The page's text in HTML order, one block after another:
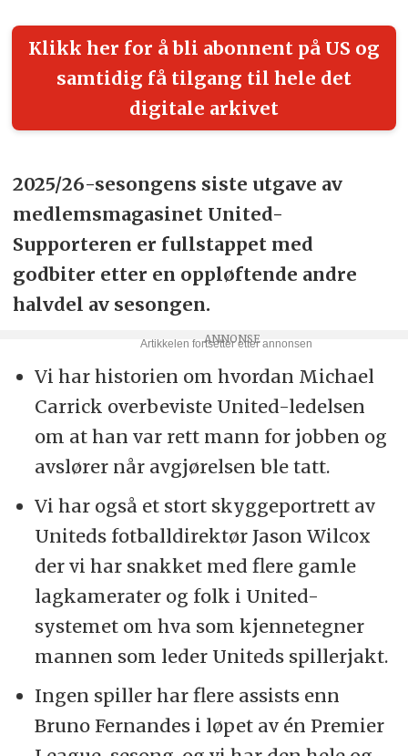
Klikk her for å bli abonnent på US og
samtidig få tilgang til hele det
digitale arkivet
2025/26-sesongens siste utgave av
medlemsmagasinet United-
Supporteren er fullstappet med
godbiter etter en oppløftende andre
halvdel av sesongen.
Vi har historien om hvordan Michael
Carrick overbeviste United-ledelsen
om at han var rett mann for jobben og
avslører når avgjørelsen ble tatt.
Vi har også et stort skyggeportrett av
Uniteds fotballdirektør Jason Wilcox
der vi har snakket med flere gamle
lagkamerater og folk i United-
systemet om hva som kjennetegner
mannen som leder Uniteds spillerjakt.
Ingen spiller har flere assists enn
Bruno Fernandes i løpet av én Premier